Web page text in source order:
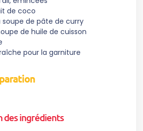
de coco
soupe de pâte de curry
de huile de cuisson
pour la garniture
des ingrédients